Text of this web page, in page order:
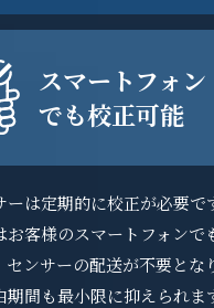
スマートフォン
でも校正可能
は定期的に校正が必要で
お客様のスマートフォンで
センサーの配送が不要とな
間も最小限に抑えられま